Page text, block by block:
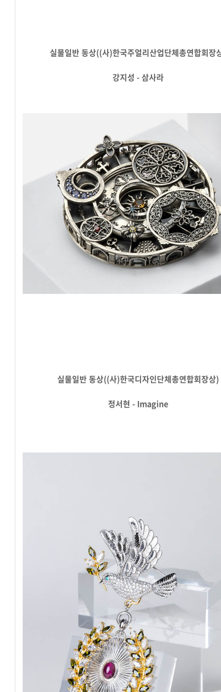
실물일반동상((사)한국주얼리산업단체총연합회장
강지성 - 삼사라
실물일반동상((사)한국디자인단체총연합회장상)
정서현 - Imagine